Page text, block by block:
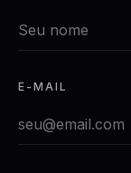
E-MAIL